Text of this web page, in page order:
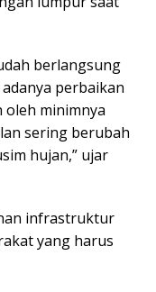
berlangsung
perbaikan
oleh minimnya
sering berubah
hujan,” ujar
infrastruktur
yang harus